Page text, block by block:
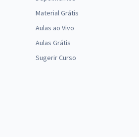
Material Grátis
Aulas ao Vivo
Aulas Grátis
Sugerir Curso